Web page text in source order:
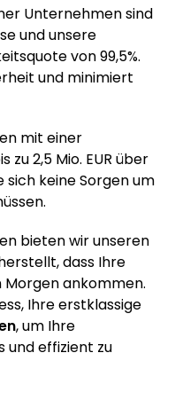
Unternehmen sind
und unsere
von 99,5%.
und minimiert
mit einer
2,5 Mio. EUR über
sich keine Sorgen um
bieten wir unseren
dass Ihre
ankommen.
Ihre erstklassige
, um Ihre
und effizient zu